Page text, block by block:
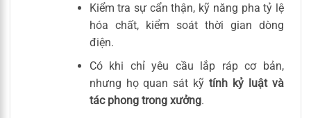
Kiểm tra sự cẩn thận, kỹ năng pha tỷ lệ
hóa chất, kiểm soát thời gian dòng
điện.
Có khi chỉ yêu cầu lắp ráp cơ bản,
nhưng họ quan sát kỹtính kỷ luật và
tác phong trong xưởng.